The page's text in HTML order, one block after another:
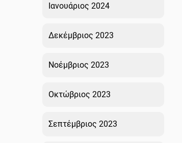
Ιανουάριος 2024
Δεκέμβριος 2023
Νοέμβριος 2023
Οκτώβριος 2023
Σεπτέμβριος 2023